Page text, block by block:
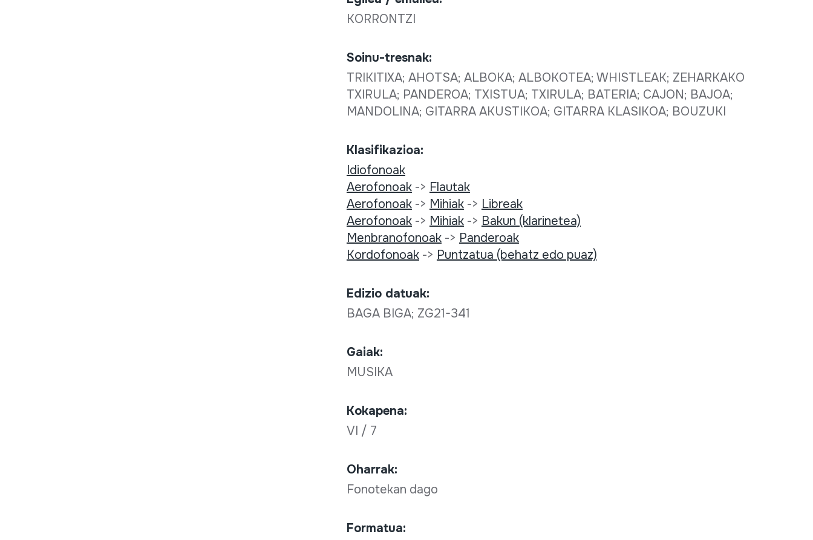
KORRONTZI
Soinu-tresnak:
TRIKITIXA; AHOTSA; ALBOKA; ALBOKOTEA; WHISTLEAK; ZEHARKAKO
TXIRULA; PANDEROA; TXISTUA; TXIRULA; BATERIA; CAJON; BAJOA;
MANDOLINA; GITARRA AKUSTIKOA; GITARRA KLASIKOA; BOUZUKI
Klasifikazioa:
Idiofonoak
Aerofonoak-> Flautak
Aerofonoak-> Mihiak-> Libreak
Aerofonoak-> Mihiak-> Bakun (klarinetea)
Menbranofonoak-> Panderoak
Kordofonoak-> Puntzatua (behatz edo puaz)
Edizio datuak:
BAGA BIGA; ZG21-341
Gaiak:
MUSIKA
Kokapena:
VI / 7
Oharrak:
Fonotekan dago
Formatua: